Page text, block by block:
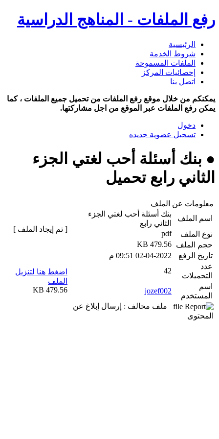
رفع الملفات - المناهج الدراسية
الرئيسية
شروط الخدمة
الملفات المسموحة
إحصائيات المركز
اتصل بنا
يمكنكم من خلال موقع رفع الملفات من تحميل جميع الملفات ، كما
يمكن رفع الملفات عبر الموقع من اجل مشاركتها.
دخول
تسجيل عضوية جديده
● بنك أسئلة أحب لغتي الجزء
الثاني رابع تحميل
معلومات عن الملف
اسم الملف
بنك أسئلة أحب لغتي الجزء
الثاني رابع
نوع الملف
pdf
حجم الملف 479.56 KB
تاريخ الرفع
02-04-2022 09:51 م
عدد
التحميلات
42
اسم
المستخدم
jozef002
ملف مخالف : إرسال إبلاغ عن
المحتوى
[ تم إيجاد الملف ]
اضغط هنا لتنزيل
الملف
479.56 KB